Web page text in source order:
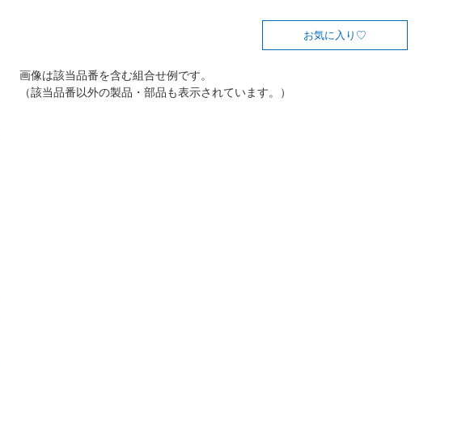
お気に入り
画像は該当品番を含む組合せ例です。
（該当品番以外の製品・部品も表示されています。）